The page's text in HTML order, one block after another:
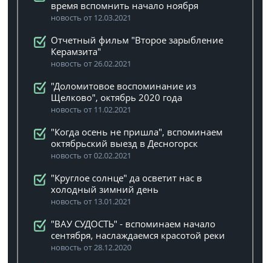
время вспомнить начало ноября
новость от 12.03.2021
Отчетный фильм "Второе зарыбление
Керамзита"
новость от 26.02.2021
"Доломитовое воспоминание из
Щелково", октябрь 2020 года
новость от 11.02.2021
"Когда осень не пришла", вспоминаем
октябрьский выезд в Десногорск
новость от 02.02.2021
"Круглое солнце" да осветит нас в
холодный зимний день
новость от 13.01.2021
"ВАУ СУДОСТЬ" - вспоминаем начало
сентября, наслаждаемся красотой реки
новость от 28.12.2020